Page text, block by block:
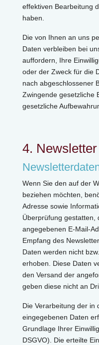
effektiven Bearbeitung
haben.
Die von Ihnen an uns
Daten verbleiben bei
auffordern, Ihre
oder der Zweck für die
nach abgeschlossener
Zwingende gesetzliche
gesetzliche
4. Newsletter
Wenn Sie den auf der
beziehen möchten,
Adresse sowie
Überprüfung gestatten,
angegebenen E-Mail-
Empfang des
Daten werden nicht
erhoben. Diese Daten
den Versand der
geben diese nicht an
Die Verarbeitung der in
eingegebenen Daten
Grundlage Ihrer
DSGVO). Die erteilte